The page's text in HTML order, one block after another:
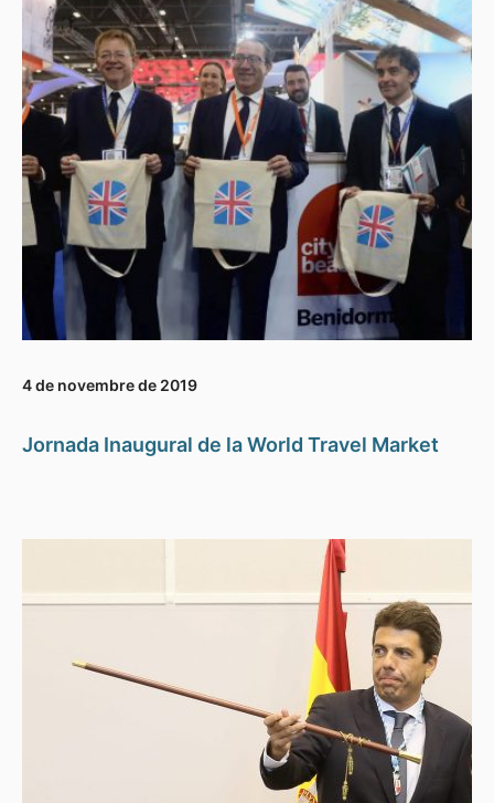
4 de novembre de 2019
Jornada Inaugural de la World Travel Market